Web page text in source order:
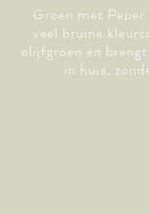
Groen met
veel bruine
olijfgroen en
in huis,